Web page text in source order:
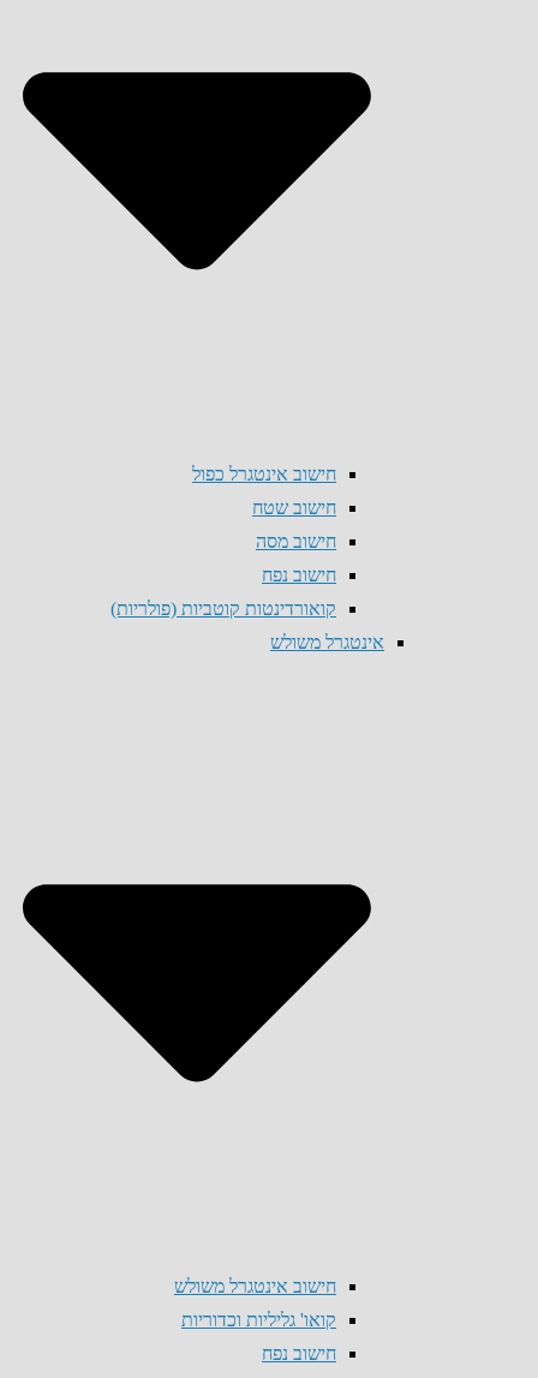
חישוב אינטגרל כפול
חישוב שטח
חישוב מסה
חישוב נפח
קואורדינטות קוטביות (פולריות)
אינטגרל משולש
חישוב אינטגרל משולש
קואו' גליליות וכדוריות
חישוב נפח